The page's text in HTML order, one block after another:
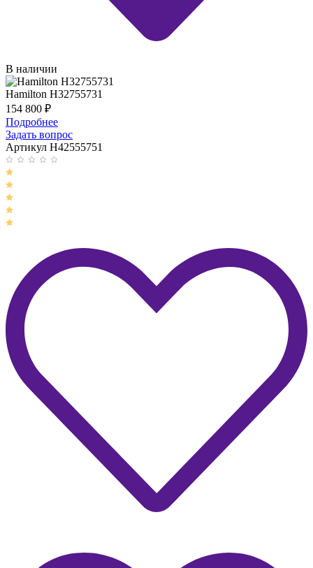
В наличии
Hamilton H32755731
154 800 ₽
Подробнее
Задать вопрос
Артикул H42555751